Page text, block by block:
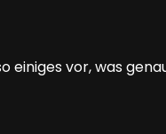
einiges vor, was